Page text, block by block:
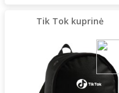
Tik Tok kuprinė